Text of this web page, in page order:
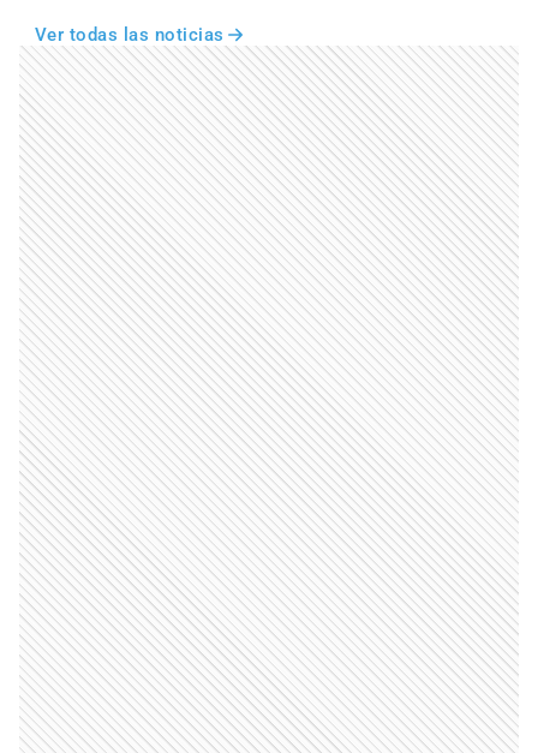
Ver todas las noticias